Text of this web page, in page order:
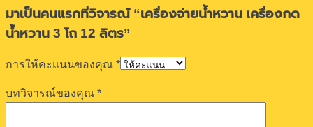
มาเป็นคนแรกที่วิจารณ์ “เครื่องจ่ายน้ำหวาน เครื่องกด
น้ำหวาน 3 โถ 12 ลิตร”
การให้คะแนนของคุณ *
บทวิจารณ์ของคุณ *